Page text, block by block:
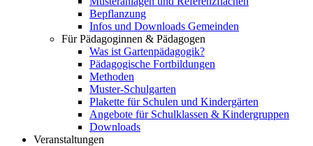
Bepflanzung
Infos und Downloads Gemeinden
Für Pädagoginnen & Pädagogen
Was ist Gartenpädagogik?
Pädagogische Fortbildungen
Methoden
Muster-Schulgarten
Plakette für Schulen und Kindergärten
Angebote für Schulklassen & Kindergruppen
Downloads
Veranstaltungen